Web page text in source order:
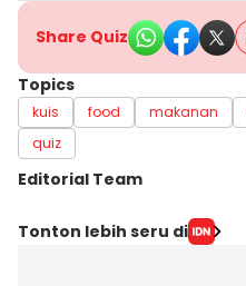
Share Quiz
Topics
kuis food makanan
quiz
Editorial Team
Editor
Tonton lebih seru di